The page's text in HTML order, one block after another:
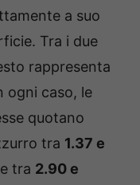
a suo
Tra i due
rappresenta
ogni caso, le
quotano
tra 1.37 e
tra 2.90 e